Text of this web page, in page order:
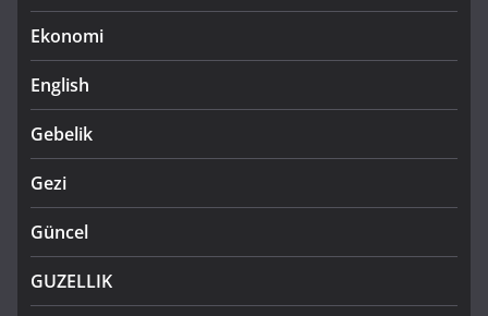
Ekonomi
English
Gebelik
Gezi
Güncel
GUZELLIK